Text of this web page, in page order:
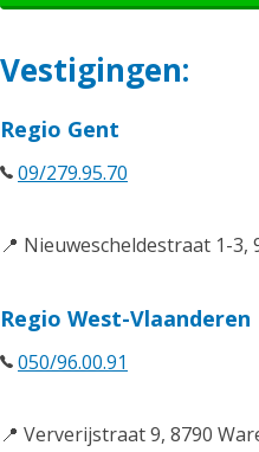
Vestigingen:
Regio Gent
09/279.95.70
📍 Nieuwescheldestraat 1-3,
Regio West-Vlaanderen
050/96.00.91
📍 Ververijstraat 9, 8790